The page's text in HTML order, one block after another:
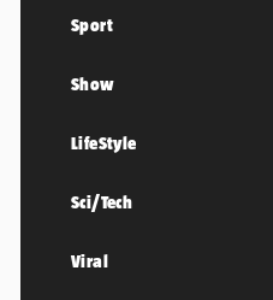
Sport
Show
LifeStyle
Sci/Tech
Viral